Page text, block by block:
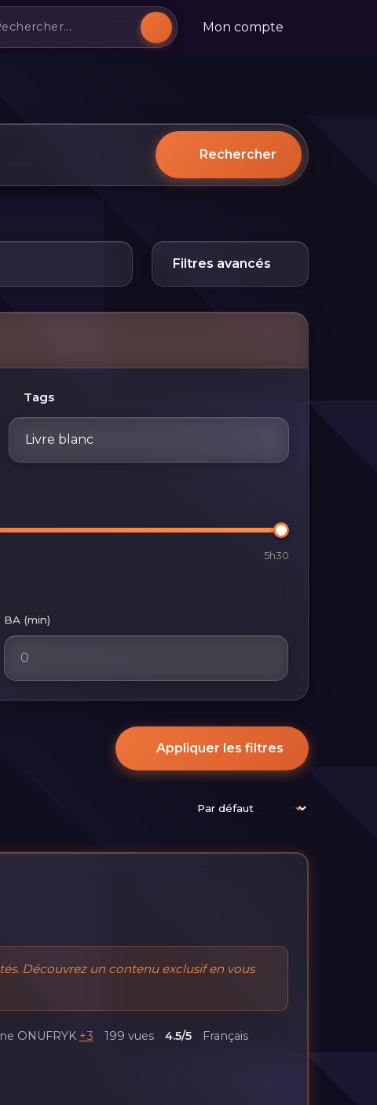
Mon compte
Rechercher
Filtres avancés
Tags
Livre blanc
5h30
BA (min)
Appliquer les filtres
Découvrez un contenu exclusif en vous
ONUFRYK +3 199 vues 4.5/5 Français